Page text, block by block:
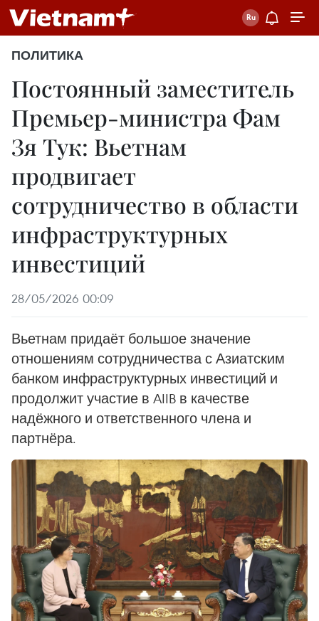
ПОЛИТИКА
Постоянный заместитель
Премьер-министра Фам
Зя Тук: Вьетнам
продвигает
сотрудничество в области
инфраструктурных
инвестиций
28/05/2026 00:09
Вьетнам придаёт большое значение
отношениям сотрудничества с Азиатским
банком инфраструктурных инвестиций и
продолжит участие в AIIB в качестве
надёжного и ответственного члена и
партнёра.